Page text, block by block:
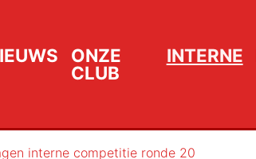
ONZE
CLUB
INTERNE
interne competitie ronde 20